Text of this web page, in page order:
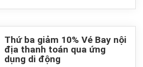
Thứ ba giảm 10% Vé Bay nội
địa thanh toán qua ứng
dụng di động